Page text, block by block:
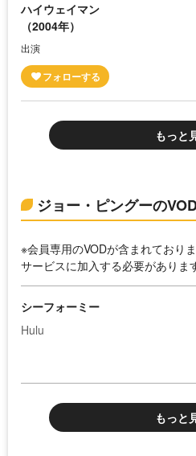
ハイウェイマン
（2004年）
出演
もっと
ジョー・ピングーの
※会員専用のVODが含まれており
サービスに加入する必要がありま
シーフォーミー
Hulu
もっと